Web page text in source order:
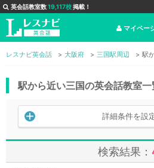
英会話教室数19,117校掲載！
マイペー
レスナビ英会話 大阪府 三国駅周辺 駅
駅から近い三国の英会話教室一
詳細条件を設
検索結果：